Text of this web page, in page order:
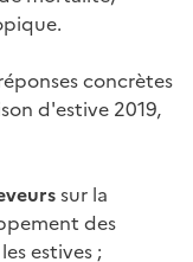
concrètes
d'estive 2019,
sur la
des
estives ;